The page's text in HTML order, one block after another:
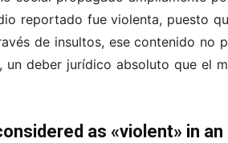
reportado fue violenta, puesto
de insultos, ese contenido no
deber jurídico absoluto que el
as «violent» in an